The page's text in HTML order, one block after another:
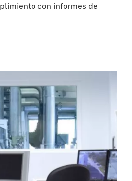
con informes de